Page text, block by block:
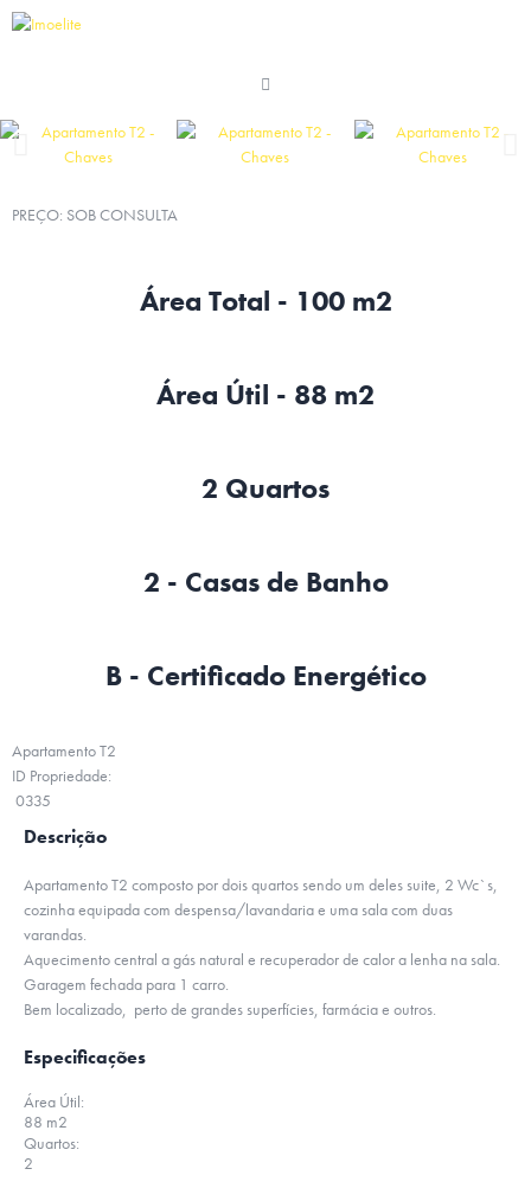
PREÇO: SOB CONSULTA
Área Total - 100 m2
Área Útil - 88 m2
2 Quartos
2 - Casas de Banho
B - Certificado Energético
Apartamento T2
ID Propriedade:
0335
Descrição
Apartamento T2 composto por dois quartos sendo um deles suite, 2 Wc`s,
cozinha equipada com despensa/lavandaria e uma sala com duas
varandas.
Aquecimento central a gás natural e recuperador de calor a lenha na sala.
Garagem fechada para 1 carro.
Bem localizado, perto de grandes superfícies, farmácia e outros.
Especificações
Área Útil:
88 m2
Quartos:
2